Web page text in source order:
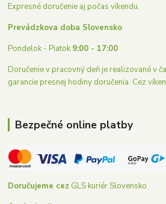
Expresné doručenie aj počas víkendu.
Prevádzkova doba Slovensko
Pondelok - Piatok9:00 - 17:00
Doručenie v pracovný deň je realizované v
garancie presnej hodiny doručenia. Cez
Bezpečné online platby
Doručujeme cez GLS kuriér Slovensko